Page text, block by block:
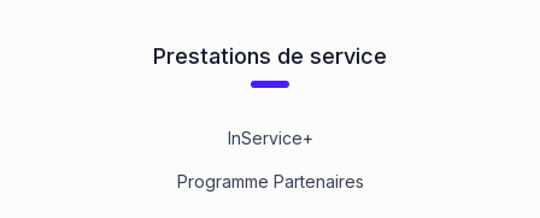
Prestations de service
InService+
Programme Partenaires